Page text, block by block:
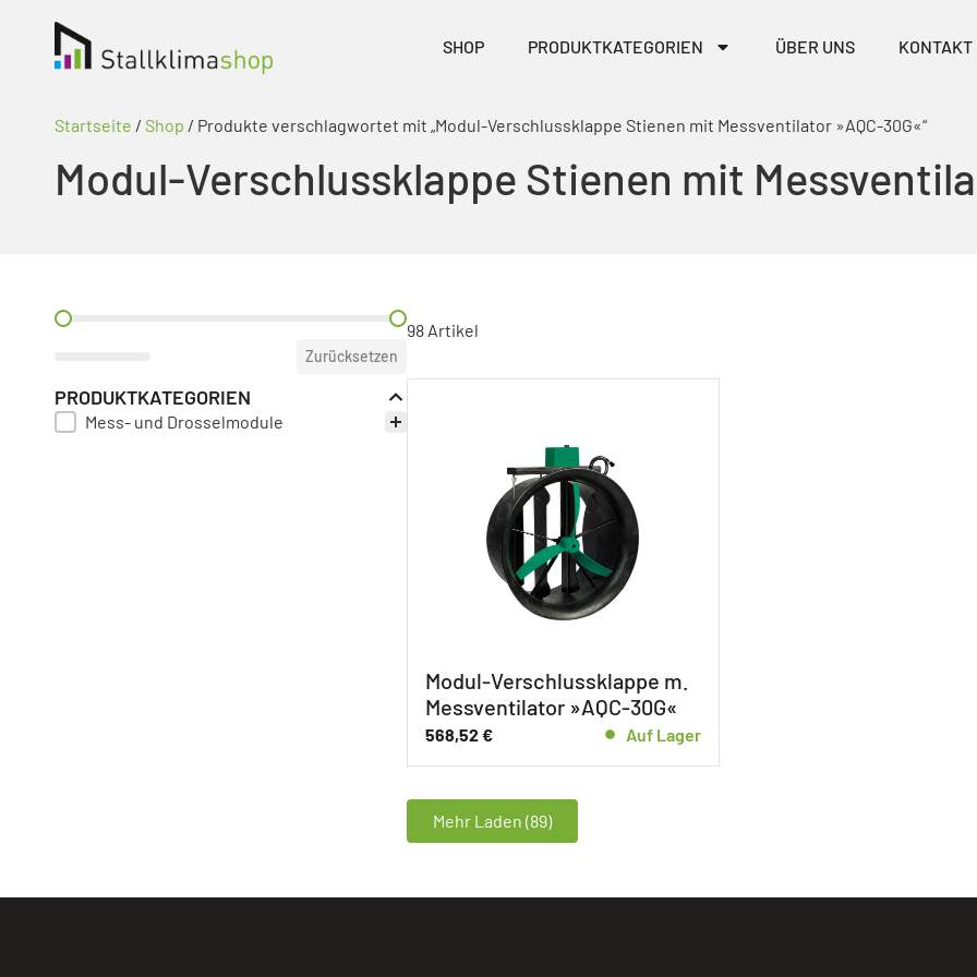
SHOP PRODUKTKATEGORIEN ÜBER UNS KONTAKT
Startseite / Shop / Produkte verschlagwortet mit „Modul-Verschlussklappe Stienen mit Messventilator »AQC-30G«“
Modul-Verschlussklappe Stienen mit
PREIS FILTER
Zurücksetzen
PRODUKTKATEGORIEN
PRODUKT KATEGORIE FILTER
Mess- und Drosselmodule
98 Artikel
Modul-Verschlussklappe m.
Messventilator »AQC-30G«
568,52€ Auf Lager
Mehr Laden (89)